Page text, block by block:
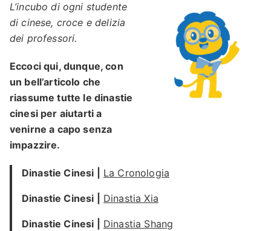
L’incubo di ogni studente
di cinese, croce e delizia
dei professori.
Eccoci qui, dunque, con
un bell’articolo che
riassume tutte le dinastie
cinesi per aiutarti a
venirne a capo senza
impazzire.
Dinastie Cinesi | La Cronologia
Dinastie Cinesi | Dinastia Xia
Dinastie Cinesi | Dinastia Shang